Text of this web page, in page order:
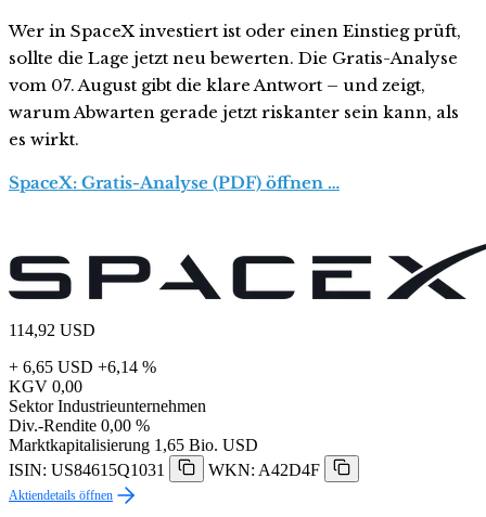
Wer in SpaceX investiert ist oder einen Einstieg prüft,
sollte die Lage jetzt neu bewerten. Die Gratis-Analyse
vom 07. August gibt die klare Antwort – und zeigt,
warum Abwarten gerade jetzt riskanter sein kann, als
es wirkt.
SpaceX: Gratis-Analyse (PDF) öffnen …
114,92 USD
+ 6,65 USD +6,14 %
KGV 0,00
Sektor Industrieunternehmen
Div.-Rendite 0,00 %
Marktkapitalisierung 1,65 Bio. USD
ISIN: US84615Q1031
WKN: A42D4F
Aktiendetails öffnen